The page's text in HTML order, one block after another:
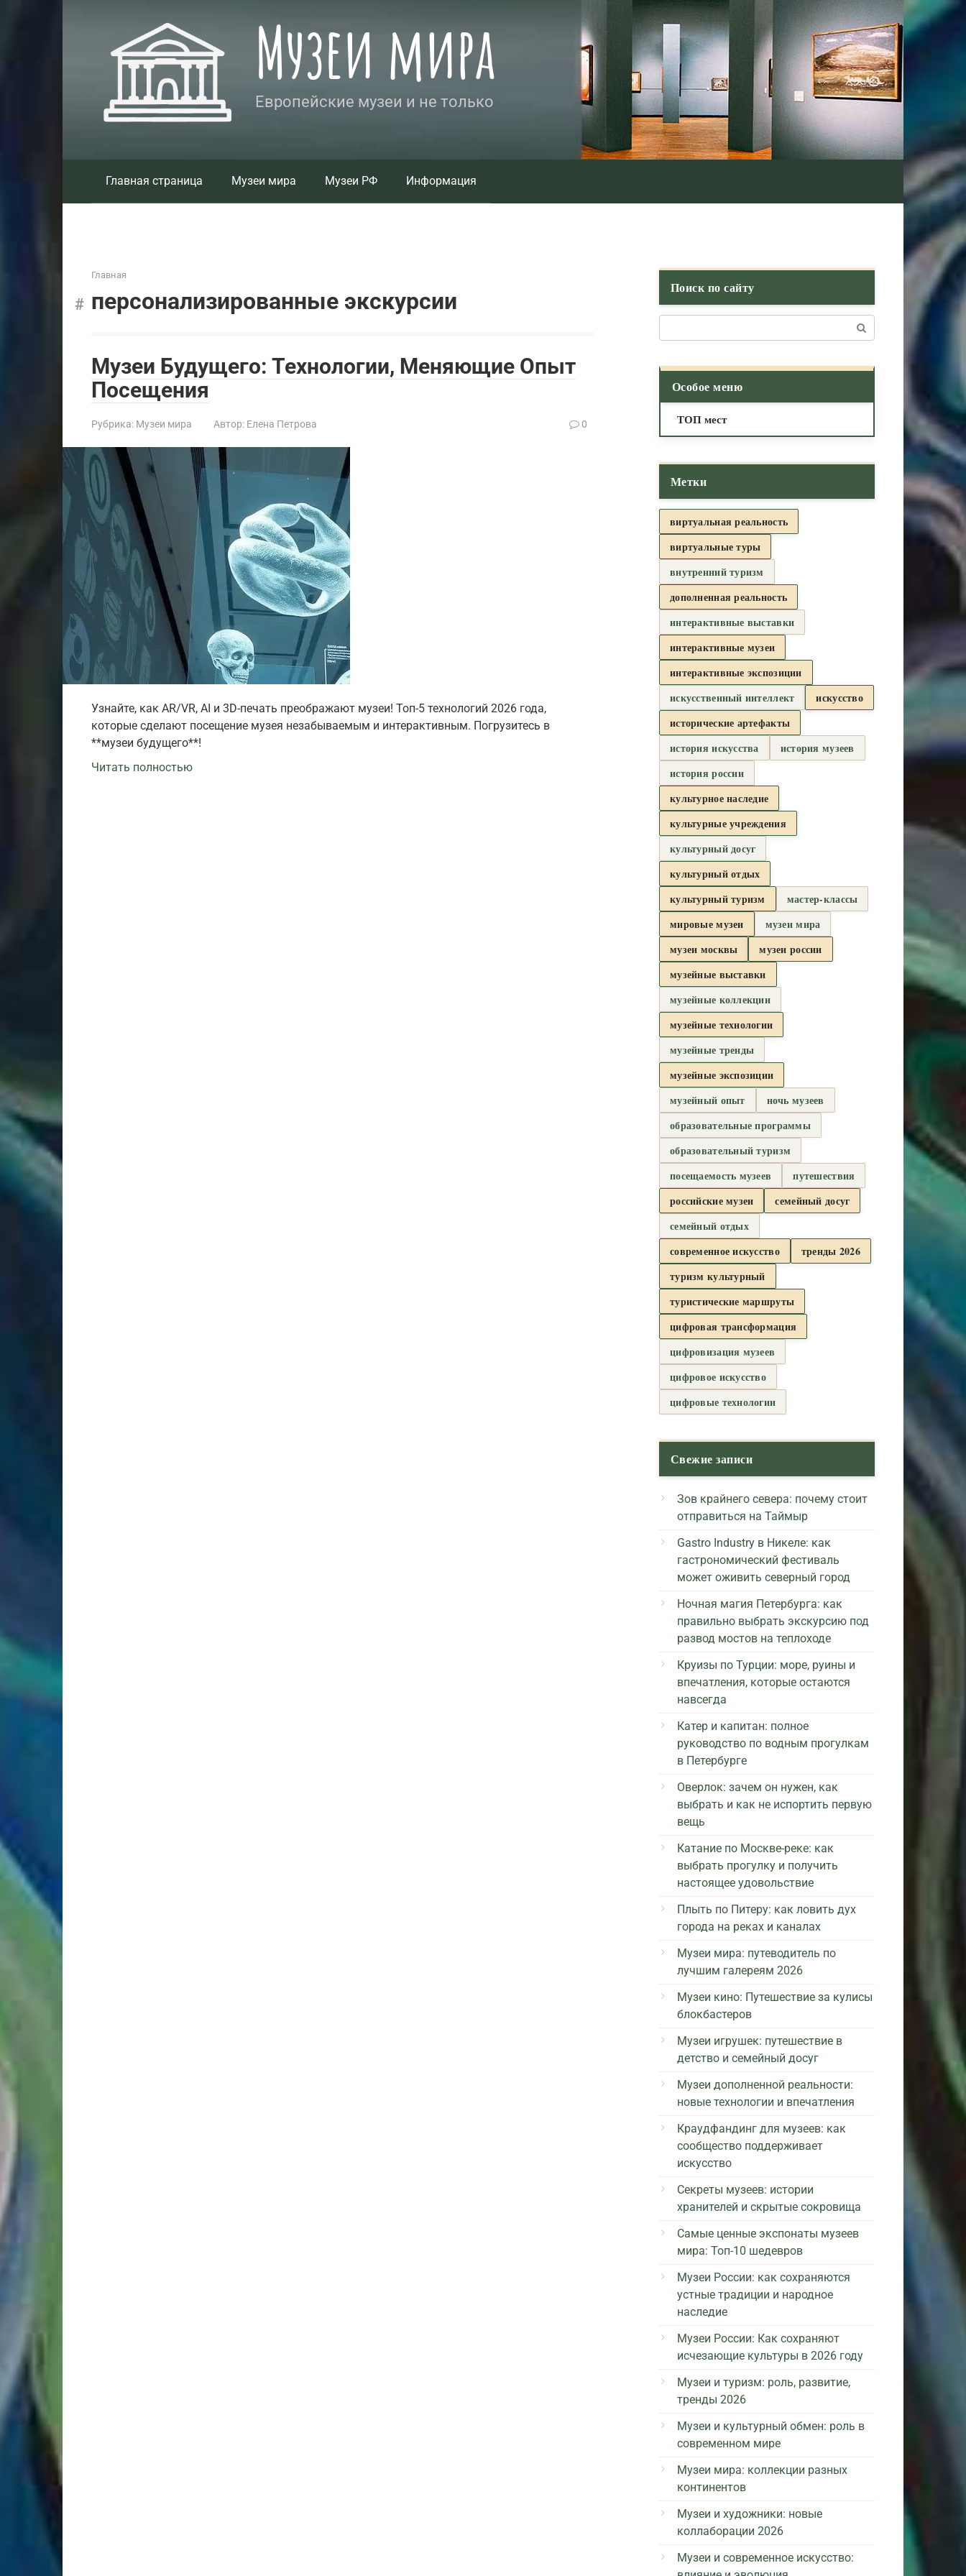
Музеи мира
Европейские музеи и не только
Главная страница Музеи мира Музеи РФ Информация
Главная
персонализированные экскурсии
Музеи Будущего: Технологии, Меняющие Опыт
Посещения
Рубрика: Музеи мира Автор: Елена Петрова 0
Узнайте, как AR/VR, AI и 3D-печать преображают музеи! Топ-5 технологий 2026 года,
которые сделают посещение музея незабываемым и интерактивным. Погрузитесь в
**музеи будущего**!
Читать полностью
Поиск по сайту
Особое меню
ТОП мест
Метки
виртуальная реальность
виртуальные туры
внутренний туризм
дополненная реальность
интерактивные выставки
интерактивные музеи
интерактивные экспозиции
искусственный интеллект
искусство
исторические артефакты
история искусства
история музеев
история россии
культурное наследие
культурные учреждения
культурный досуг
культурный отдых
культурный туризм
мастер-классы
мировые музеи
музеи мира
музеи москвы
музеи россии
музейные выставки
музейные коллекции
музейные технологии
музейные тренды
музейные экспозиции
музейный опыт
ночь музеев
образовательные программы
образовательный туризм
посещаемость музеев
путешествия
российские музеи
семейный досуг
семейный отдых
современное искусство
тренды 2026
туризм культурный
туристические маршруты
цифровая трансформация
цифровизация музеев
цифровое искусство
цифровые технологии
Свежие записи
Зов крайнего севера: почему стоит
отправиться на Таймыр
Gastro Industry в Никеле: как
гастрономический фестиваль
может оживить северный город
Ночная магия Петербурга: как
правильно выбрать экскурсию под
развод мостов на теплоходе
Круизы по Турции: море, руины и
впечатления, которые остаются
навсегда
Катер и капитан: полное
руководство по водным прогулкам
в Петербурге
Оверлок: зачем он нужен, как
выбрать и как не испортить первую
вещь
Катание по Москве-реке: как
выбрать прогулку и получить
настоящее удовольствие
Плыть по Питеру: как ловить дух
города на реках и каналах
Музеи мира: путеводитель по
лучшим галереям 2026
Музеи кино: Путешествие за кулисы
блокбастеров
Музеи игрушек: путешествие в
детство и семейный досуг
Музеи дополненной реальности:
новые технологии и впечатления
Краудфандинг для музеев: как
сообщество поддерживает
искусство
Секреты музеев: истории
хранителей и скрытые сокровища
Самые ценные экспонаты музеев
мира: Топ-10 шедевров
Музеи России: как сохраняются
устные традиции и народное
наследие
Музеи России: Как сохраняют
исчезающие культуры в 2026 году
Музеи и туризм: роль, развитие,
тренды 2026
Музеи и культурный обмен: роль в
современном мире
Музеи мира: коллекции разных
континентов
Музеи и художники: новые
коллаборации 2026
Музеи и современное искусство: